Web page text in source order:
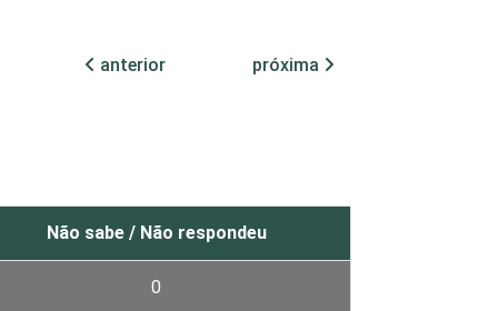
anterior próxima
Não sabe / Não respondeu
0